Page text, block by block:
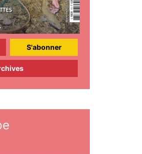
S'abonner